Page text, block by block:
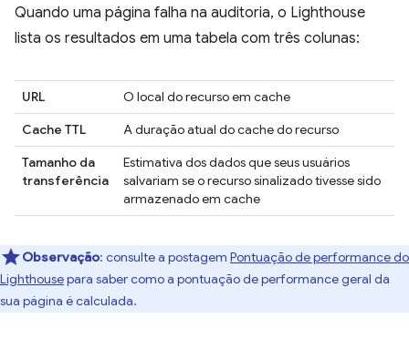
Quando uma página falha na auditoria, o Lighthouse
lista os resultados em uma tabela com três colunas:
URL
O local do recurso em cache
Cache TTL
A duração atual do cache do recurso
Tamanho da
transferência
Estimativa dos dados que seus usuários
salvariam se o recurso sinalizado tivesse sido
armazenado em cache
Observação: consulte a postagem Pontuação de performance do
Lighthousepara saber como a pontuação de performance geral da
sua página é calculada.